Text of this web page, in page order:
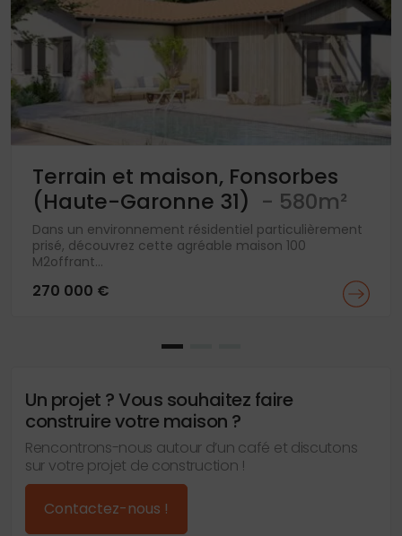
Terrain et maison, Fonsorbes
(Haute-Garonne 31) - 580m²
Dans un environnement résidentiel particulièrement
prisé, découvrez cette agréable maison 100
M2offrant...
270 000 €
Un projet ? Vous souhaitez faire
construire votre maison ?
Rencontrons-nous autour d’un café et discutons
sur votre projet de construction !
Contactez-nous !